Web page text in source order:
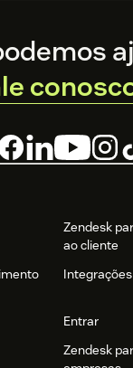
Zendesk
ao cliente
Integrações
Entrar
Zendesk